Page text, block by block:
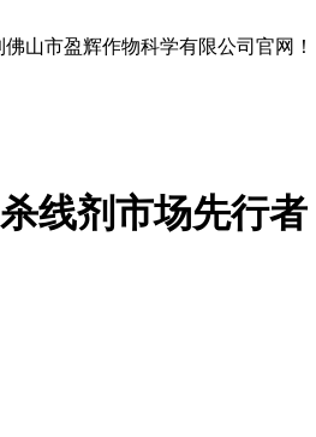
山市盈辉作物科学有限公司官网！
杀线剂市场先行者